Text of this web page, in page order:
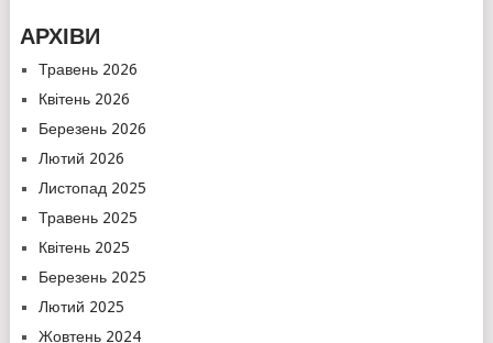
АРХІВИ
Травень 2026
Квітень 2026
Березень 2026
Лютий 2026
Листопад 2025
Травень 2025
Квітень 2025
Березень 2025
Лютий 2025
Жовтень 2024